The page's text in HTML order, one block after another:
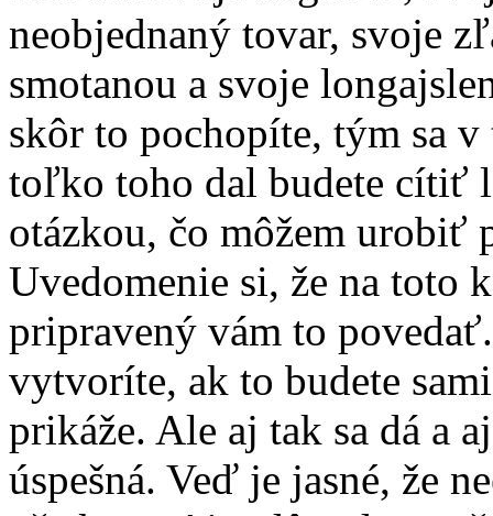
neobjednaný tovar, svoje
smotanou a svoje
skôr to pochopíte, tým sa
toľko toho dal budete cítiť
otázkou, čo môžem urobiť
Uvedomenie si, že na toto
pripravený vám to
vytvoríte, ak to budete
prikáže. Ale aj tak sa dá a
úspešná. Veď je jasné, že